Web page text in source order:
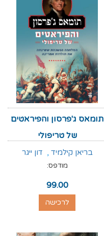
תומאס ג'פרסון והפיראטים
של טריפולי
בריאן קילמיד , דון ייגר
מודפס:
99.00
לרכישה